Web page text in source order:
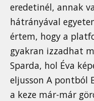
eredetinél, annak
hátrányával
értem, hogy a
gyakran izzadhat
Sparda, hol Éva
eljusson A pontból
a keze már-már